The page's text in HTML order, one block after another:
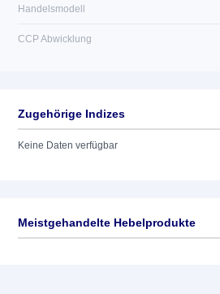
Handelsmodell
CCP Abwicklung
Zugehörige Indizes
Keine Daten verfügbar
Meistgehandelte Hebelprodukte